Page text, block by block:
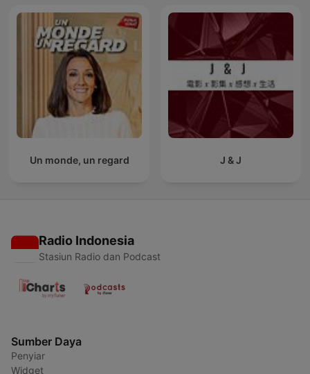
Un monde, un regard J & J
Radio Indonesia
Stasiun Radio dan Podcast
Sumber Daya
Penyiar
Widget